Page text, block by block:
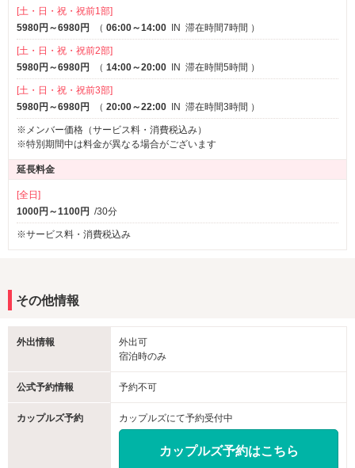
[土・日・祝・祝前1部]
5980円～6980円
（ 06:00～14:00 IN 滞在時間7時間 ）
[土・日・祝・祝前2部]
5980円～6980円
（ 14:00～20:00 IN 滞在時間5時間 ）
[土・日・祝・祝前3部]
5980円～6980円
（ 20:00～22:00 IN 滞在時間3時間 ）
※メンバー価格（サービス料・消費税込み）
※特別期間中は料金が異なる場合がございます
延長料金
[全日]
1000円～1100円 /30分
※サービス料・消費税込み
その他情報
外出情報
外出可
宿泊時のみ
公式予約情報 予約不可
カップルズ予約 カップルズにて予約受付中
カップルズ予約はこちら